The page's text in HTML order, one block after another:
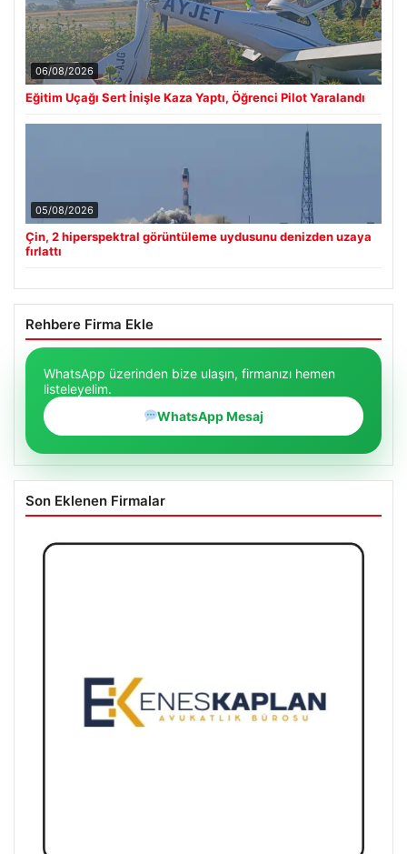
06/08/2026
Eğitim Uçağı Sert İnişle Kaza Yaptı, Öğrenci Pilot Yaralandı
05/08/2026
Çin, 2 hiperspektral görüntüleme uydusunu denizden uzaya
fırlattı
Rehbere Firma Ekle
WhatsApp üzerinden bize ulaşın, firmanızı hemen
listeleyelim.
WhatsApp Mesaj
Son Eklenen Firmalar